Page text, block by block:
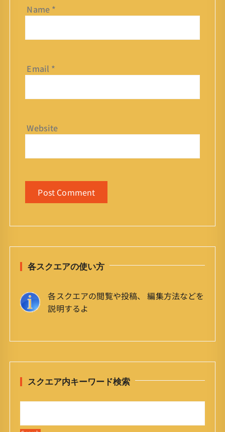
Name *
Email *
Website
各スクエアの使い方
各スクエアの閲覧や投稿、 編集方法などを
説明するよ
スクエア内キーワード検索